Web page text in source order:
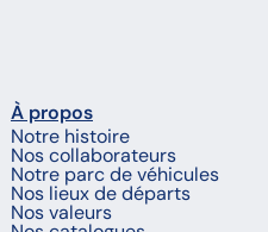
À propos
Notre histoire
Nos collaborateurs
Notre parc de véhicules
Nos lieux de départs
Nos valeurs